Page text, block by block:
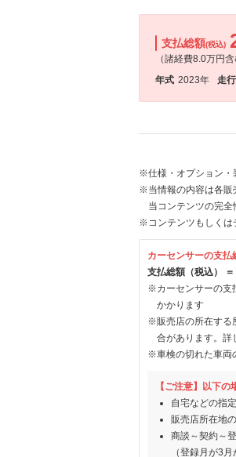
支払総額(税込)
（諸経費8.0万円含
年式 2023年 走
※仕様・オプション・
※当情報の内容は各販
当コンテンツの完
※コンテンツもしくは
カーセンサーの支
支払総額（税込）
※カーセンサーの支
かかります
※販売店の所在する
合があります。詳
※車検の切れた車両
【ご注意】以下
自宅などの指
販売店所在地
商談～契約～
（登録月が3